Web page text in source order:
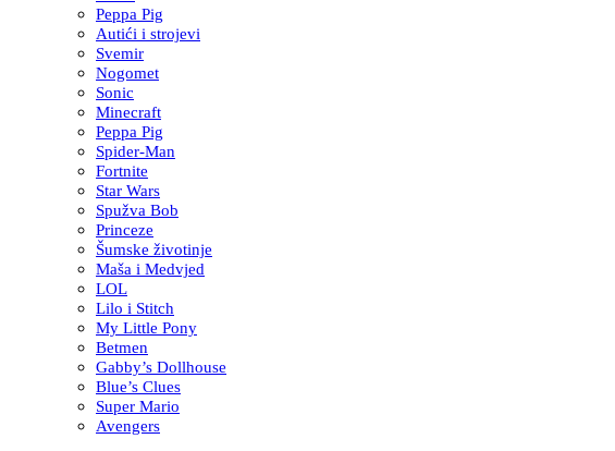
Peppa Pig
Autići i strojevi
Svemir
Nogomet
Sonic
Minecraft
Peppa Pig
Spider-Man
Fortnite
Star Wars
Spužva Bob
Princeze
Šumske životinje
Maša i Medvjed
LOL
Lilo i Stitch
My Little Pony
Betmen
Gabby’s Dollhouse
Blue’s Clues
Super Mario
Avengers